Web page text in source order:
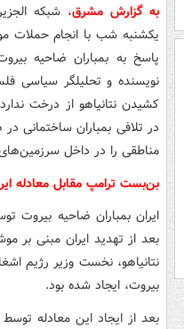
به گزارش مشرق، شبکه
یکشنبه شب با انجام حملات
پاسخ به بمباران ضاحیه
نویسنده و تحلیلگر سیاسی
در تلافی بمباران ساختمانی
مناطقی را در داخل
بن‌بست ترامپ مقابل معادله
ایران بمباران ضاحیه
بعد از تهدید ایران مبنی بر
نتانیاهو، نخست وزیر رژیم
بیروت، ایجاد شده بود.
بعد از ایجاد این معادله